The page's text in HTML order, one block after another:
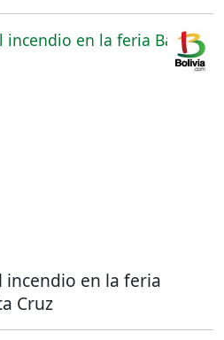
en la feria
Cruz